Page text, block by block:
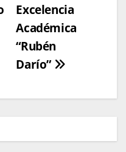
Excelencia
Académica
“Rubén
Darío”